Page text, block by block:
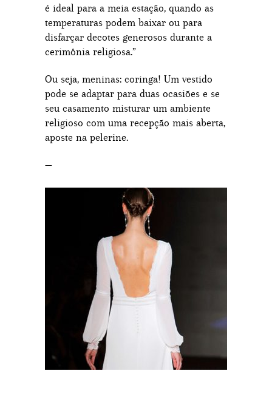
é ideal para a meia estação, quando as
temperaturas podem baixar ou para
disfarçar decotes generosos durante a
cerimônia religiosa.”
Ou seja, meninas: coringa! Um vestido
pode se adaptar para duas ocasiões e se
seu casamento misturar um ambiente
religioso com uma recepção mais aberta,
aposte na pelerine.
—